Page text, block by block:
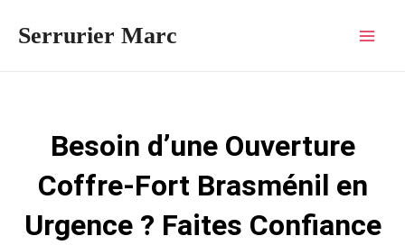
Serrurier Marc
Besoin d’une Ouverture
Coffre-Fort Brasménil en
Urgence ? Faites Confiance